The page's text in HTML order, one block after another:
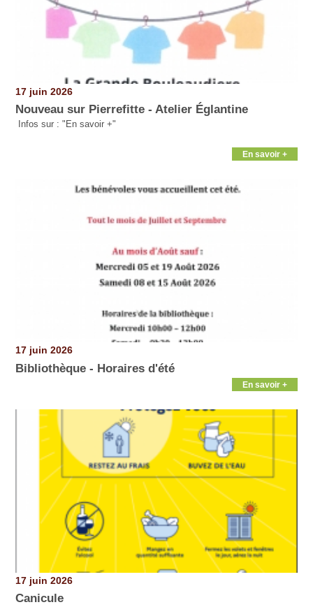
17 juin 2026
Nouveau sur Pierrefitte - Atelier Églantine
Infos sur : "En savoir +"
En savoir +
17 juin 2026
Bibliothèque - Horaires d'été
En savoir +
17 juin 2026
Canicule